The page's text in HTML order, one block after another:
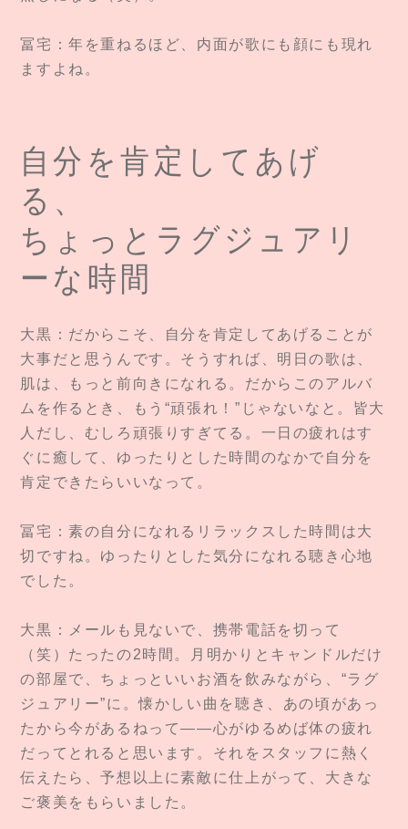
冨宅：年を重ねるほど、内面が歌にも顔にも現れ
ますよね。
自分を肯定してあげ
る、
ちょっとラグジュアリ
ーな時間
大黒：だからこそ、自分を肯定してあげることが
大事だと思うんです。そうすれば、明日の歌は、
肌は、もっと前向きになれる。だからこのアルバ
ムを作るとき、もう“頑張れ！”じゃないなと。皆大
人だし、むしろ頑張りすぎてる。一日の疲れはす
ぐに癒して、ゆったりとした時間のなかで自分を
肯定できたらいいなって。
冨宅：素の自分になれるリラックスした時間は大
切ですね。ゆったりとした気分になれる聴き心地
でした。
大黒：メールも見ないで、携帯電話を切って
（笑）たったの2時間。月明かりとキャンドルだけ
の部屋で、ちょっといいお酒を飲みながら、“ラグ
ジュアリー”に。懐かしい曲を聴き、あの頃があっ
たから今があるねって——心がゆるめば体の疲れ
だってとれると思います。それをスタッフに熱く
伝えたら、予想以上に素敵に仕上がって、大きな
ご褒美をもらいました。